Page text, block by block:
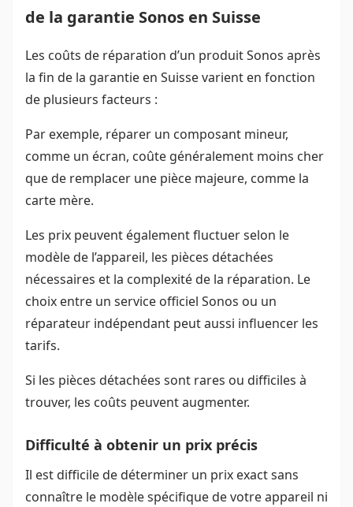
de la garantie Sonos en Suisse
Les coûts de réparation d’un produit Sonos après
la fin de la garantie en Suisse varient en fonction
de plusieurs facteurs :
Par exemple, réparer un composant mineur,
comme un écran, coûte généralement moins cher
que de remplacer une pièce majeure, comme la
carte mère.
Les prix peuvent également fluctuer selon le
modèle de l’appareil, les pièces détachées
nécessaires et la complexité de la réparation. Le
choix entre un service officiel Sonos ou un
réparateur indépendant peut aussi influencer les
tarifs.
Si les pièces détachées sont rares ou difficiles à
trouver, les coûts peuvent augmenter.
Difficulté à obtenir un prix précis
Il est difficile de déterminer un prix exact sans
connaître le modèle spécifique de votre appareil ni